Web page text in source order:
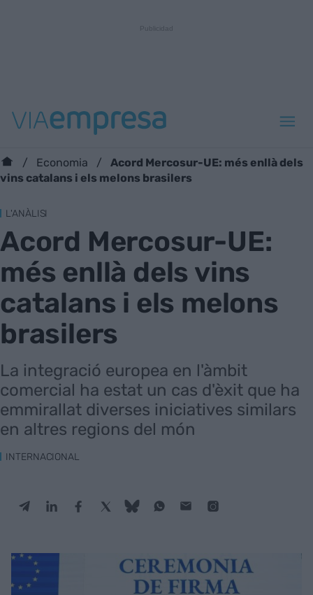
Economia
Acord Mercosur-UE: més enllà dels
vins catalans i els melons brasilers
L'ANÀLISI
Acord Mercosur-UE:
més enllà dels vins
catalans i els melons
brasilers
La integració europea en l'àmbit
comercial ha estat un cas d'èxit que ha
emmirallat diverses iniciatives similars
en altres regions del món
INTERNACIONAL